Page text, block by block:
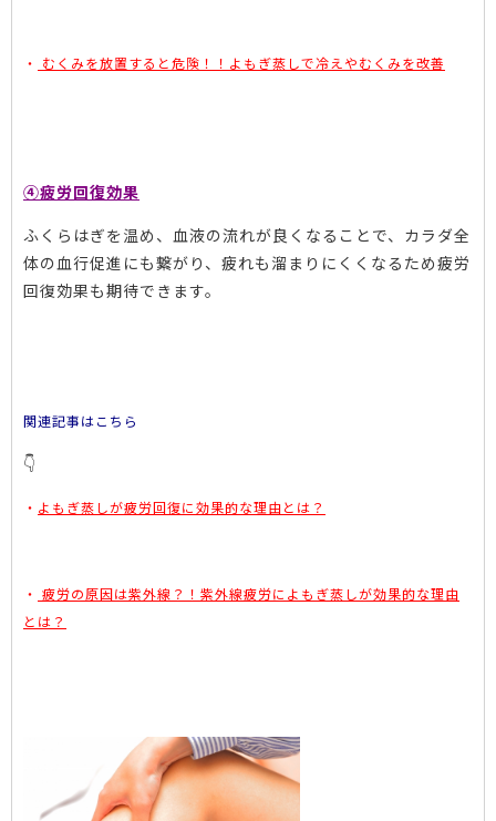
・ むくみを放置すると危険！！よもぎ蒸しで冷えやむくみを改善
④疲労回復効果
ふくらはぎを温め、血液の流れが良くなることで、カラダ全
体の血行促進にも繋がり、疲れも溜まりにくくなるため疲労
回復効果も期待できます。
関連記事はこちら
👇
・ よもぎ蒸しが疲労回復に効果的な理由とは？
・ 疲労の原因は紫外線？！紫外線疲労によもぎ蒸しが効果的な理由
とは？